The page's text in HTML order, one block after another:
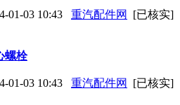
01-03 10:43 重汽配件网 [已核实]
螺栓
01-03 10:43 重汽配件网 [已核实]